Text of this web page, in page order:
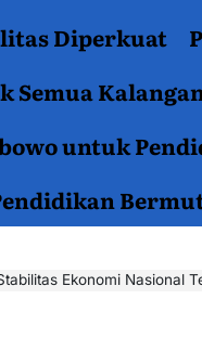
Diperkuat
Semua
untuk
Ekonomi Nasional